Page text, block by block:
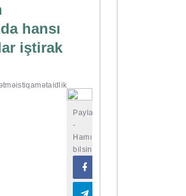
hansı
iştirak
istiqamətaidlik
Paylaşın
-
Hamı
bilsin